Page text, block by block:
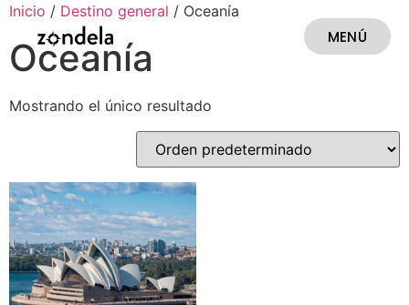
MENÚ
Inicio / Destino general / Oceanía
Oceanía
Mostrando el único resultado